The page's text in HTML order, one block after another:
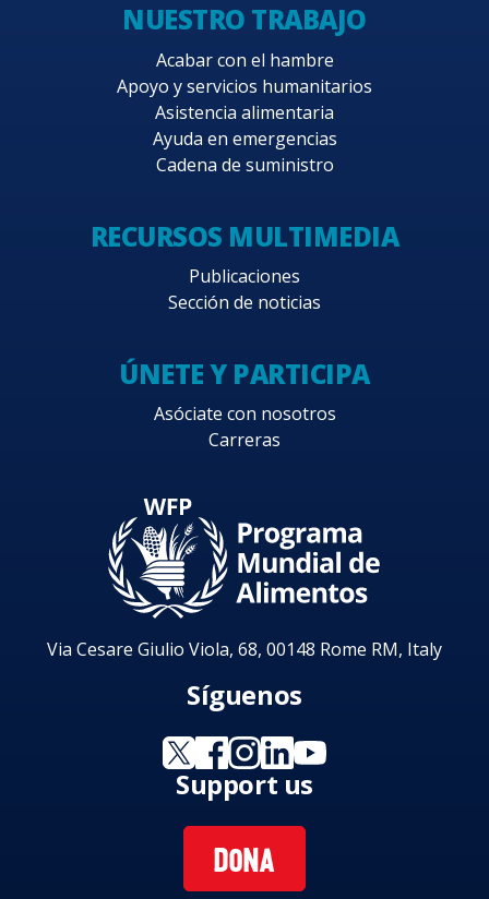
NUESTRO TRABAJO
Acabar con el hambre
Apoyo y servicios humanitarios
Asistencia alimentaria
Ayuda en emergencias
Cadena de suministro
RECURSOS MULTIMEDIA
Publicaciones
Sección de noticias
ÚNETE Y PARTICIPA
Asóciate con nosotros
Carreras
Via Cesare Giulio Viola, 68, 00148 Rome RM, Italy
Síguenos
Support us
DONA